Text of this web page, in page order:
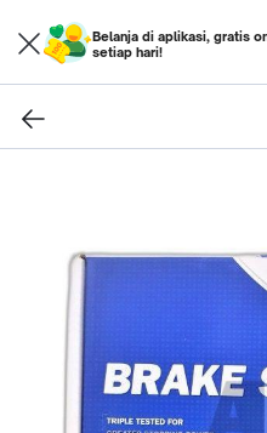
Belanja di aplikasi, gratis
setiap hari!